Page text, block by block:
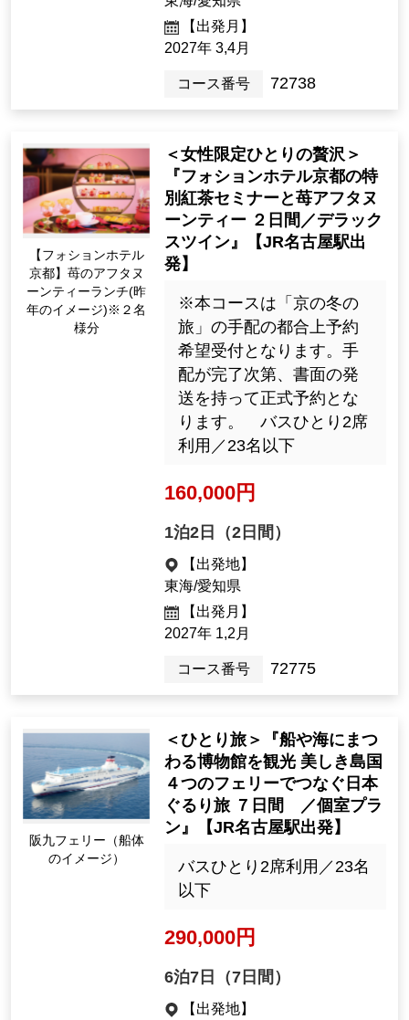
【出発月】
2027年 3,4月
コース番号 72738
【フォションホテル
京都】苺のアフタヌ
ーンティーランチ(昨
年のイメージ)※２名
様分
＜女性限定ひとりの贅沢＞
『フォションホテル京都の特
別紅茶セミナーと苺アフタヌ
ーンティー ２日間／デラック
スツイン』【JR名古屋駅出
発】
※本コースは「京の冬の
旅」の手配の都合上予約
希望受付となります。手
配が完了次第、書面の発
送を持って正式予約とな
ります。 バスひとり2席
利用／23名以下
160,000円
1泊2日（2日間）
【出発地】
東海/愛知県
【出発月】
2027年 1,2月
コース番号 72775
阪九フェリー（船体
のイメージ）
＜ひとり旅＞『船や海にまつ
わる博物館を観光 美しき島国
４つのフェリーでつなぐ日本
ぐるり旅 ７日間 ／個室プラ
ン』【JR名古屋駅出発】
バスひとり2席利用／23名
以下
290,000円
6泊7日（7日間）
【出発地】